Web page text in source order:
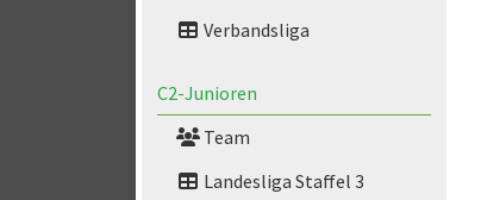
Verbandsliga
C2-Junioren
Team
Landesliga Staffel 3